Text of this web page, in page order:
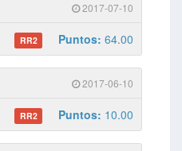
2017-07-10
RR2 Puntos: 64.00
2017-06-10
RR2 Puntos: 10.00